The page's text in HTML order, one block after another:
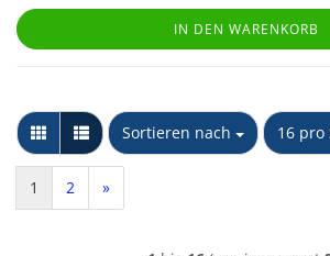
IN DEN WARENKORB
Sortieren nach
Sortieren nach 16 pro
pro
1 2 »